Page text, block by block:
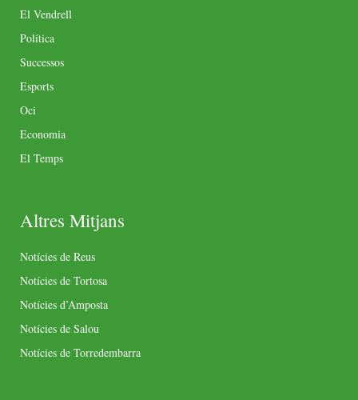
El Vendrell
Política
Successos
Esports
Oci
Economia
El Temps
Altres Mitjans
Notícies de Reus
Notícies de Tortosa
Notícies d’Amposta
Notícies de Salou
Notícies de Torredembarra